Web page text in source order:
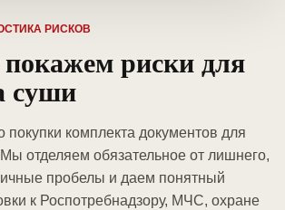
РИСКОВ
риски для
суши
покупки комплекта документов для
отделяем обязательное от лишнего,
пробелы и даем понятный
к Роспотребнадзору, МЧС, охране